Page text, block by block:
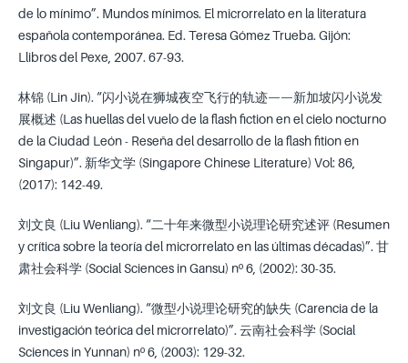
de lo mínimo”. Mundos mínimos. El microrrelato en la literatura
española contemporánea. Ed. Teresa Gómez Trueba. Gijón:
Llibros del Pexe, 2007. 67-93.
林锦 (Lin Jin). “闪小说在狮城夜空飞行的轨迹——新加坡闪小说发
展概述 (Las huellas del vuelo de la flash fiction en el cielo nocturno
de la Ciudad León - Reseña del desarrollo de la flash fition en
Singapur)”. 新华文学 (Singapore Chinese Literature) Vol: 86,
(2017): 142-49.
刘文良 (Liu Wenliang). “二十年来微型小说理论研究述评 (Resumen
y crítica sobre la teoría del microrrelato en las últimas décadas)”. 甘
肃社会科学 (Social Sciences in Gansu) nº 6, (2002): 30-35.
刘文良 (Liu Wenliang). “微型小说理论研究的缺失 (Carencia de la
investigación teórica del microrrelato)”. 云南社会科学 (Social
Sciences in Yunnan) nº 6, (2003): 129-32.